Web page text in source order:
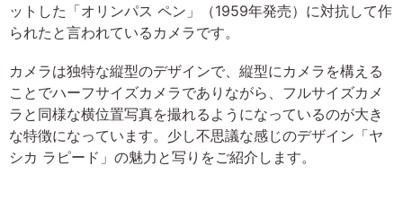
ットした「オリンパス ペン」（1959年発売）に対抗して作
られたと言われているカメラです。
カメラは独特な縦型のデザインで、縦型にカメラを構える
ことでハーフサイズカメラでありながら、フルサイズカメ
ラと同様な横位置写真を撮れるようになっているのが大き
な特徴になっています。少し不思議な感じのデザイン「ヤ
シカ ラピード」の魅力と写りをご紹介します。